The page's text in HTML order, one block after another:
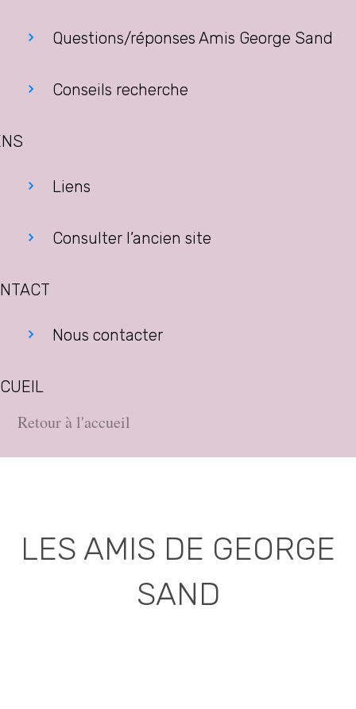
Questions/réponses Amis George Sand
Conseils recherche
Liens
Consulter l’ancien site
Nous contacter
Retour à l'accueil
LES AMIS DE GEORGE
SAND